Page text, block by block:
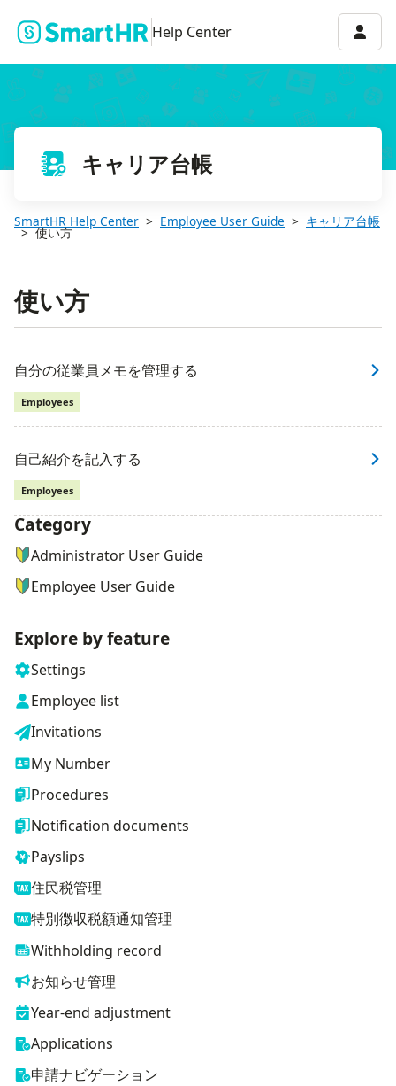
Help Center
キャリア台帳
SmartHR Help Center Employee User Guide キャリア台帳
使い方
使い方
自分の従業員メモを管理する
Employees
自己紹介を記入する
Employees
ナビゲーションメニュー
Category
Administrator User Guide
Employee User Guide
Explore by feature
Settings
Employee list
Invitations
My Number
Procedures
Notification documents
Payslips
住民税管理
特別徴収税額通知管理
Withholding record
お知らせ管理
Year-end adjustment
Applications
申請ナビゲーション